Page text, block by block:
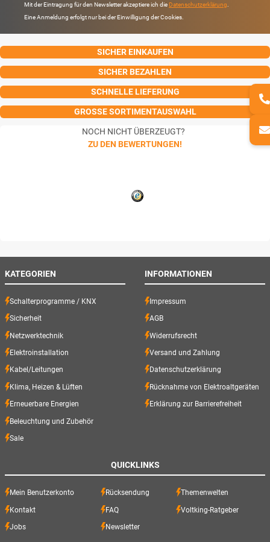
Mit der Eintragung für den Newsletter akzeptiere ich die Datenschutzerklärung
Eine Anmeldung erfolgt nur bei der Einwilligung der Cookies.
SICHER EINKAUFEN
SICHER BEZAHLEN
SCHNELLE LIEFERUNG
GROSSE SORTIMENTAUSWAHL
NOCH NICHT ÜBERZEUGT?
ZU DEN BEWERTUNGEN!
KATEGORIEN
Schalterprogramme / KNX
Sicherheit
Netzwerktechnik
Elektroinstallation
Kabel/Leitungen
Klima, Heizen & Lüften
Erneuerbare Energien
Beleuchtung und Zubehör
Sale
INFORMATIONEN
Impressum
AGB
Widerrufsrecht
Versand und Zahlung
Datenschutzerklärung
Rücknahme von Elektroaltgeräten
Erklärung zur Barrierefreiheit
QUICKLINKS
Mein Benutzerkonto Rücksendung Themenwelten
Kontakt FAQ Voltking-Ratgeber
Jobs Newsletter